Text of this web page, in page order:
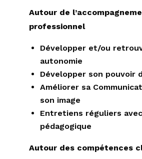
Autour de
professionnel
Développer et/ou
autonomie
Développer son pouvoir
Améliorer sa
son image
Entretiens réguliers avec
pédagogique
Autour des compétences